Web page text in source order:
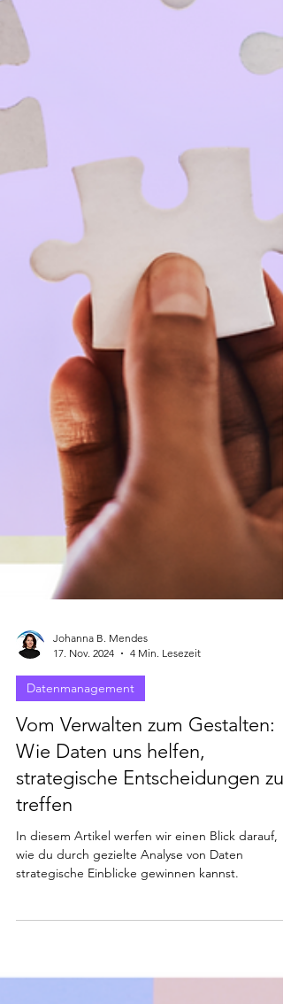
17. Nov. 2024
4 Min. Lesezeit
Datenmanagement
Vom Verwalten zum Gestalten:
Wie Daten uns helfen,
strategische Entscheidungen zu
treffen
In diesem Artikel werfen wir einen Blick darauf,